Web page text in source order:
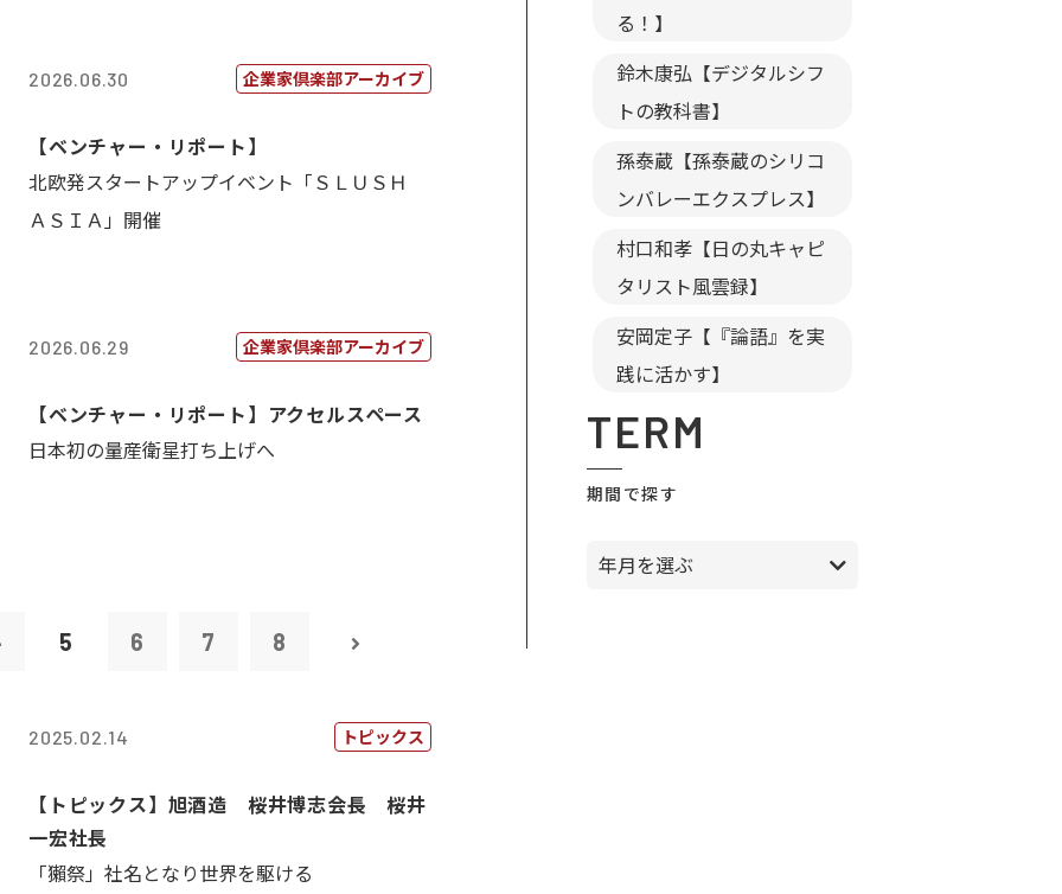
2026.06.30 企業家倶楽部アーカイブ
【ベンチャー・リポート】
北欧発スタートアップイベント「ＳＬＵＳＨ
ＡＳＩＡ」開催
2026.06.29 企業家倶楽部アーカイブ
【ベンチャー・リポート】アクセルスペース
日本初の量産衛星打ち上げへ
5 6 7 8
2025.02.14 トピックス
【トピックス】旭酒造 桜井博志会長 桜井
一宏社長
「獺祭」社名となり世界を駆ける
る！】
鈴木康弘【デジタルシフ
トの教科書】
孫泰蔵【孫泰蔵のシリコ
ンバレーエクスプレス】
村口和孝【日の丸キャピ
タリスト風雲録】
安岡定子【『論語』を実
践に活かす】
TERM
期間で探す
年月を選ぶ